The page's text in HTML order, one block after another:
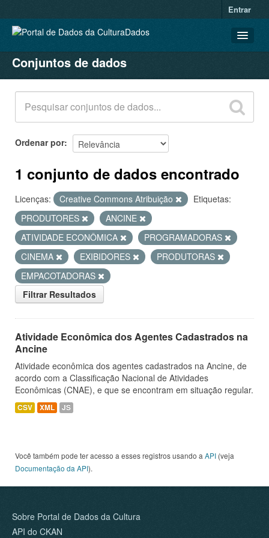
Entrar
CONJUNTOS DE DADOS
ORGANIZAÇÕES
GRUPOS
SOBRE
Conjuntos de dados
Ordenar por
1 conjunto de dados encontrado
Licenças: Creative Commons Atribuição
Etiquetas:
PRODUTORES
ANCINE
ATIVIDADE ECONÔMICA
PROGRAMADORAS
CINEMA
EXIBIDORES
PRODUTORAS
EMPACOTADORAS
Filtrar Resultados
Atividade Econômica dos Agentes Cadastrados na
Ancine
Atividade econômica dos agentes cadastrados na Ancine, de
acordo com a Classificação Nacional de Atividades
Econômicas (CNAE), e que se encontram em situação regular.
CSV XML JS
Você também pode ter acesso a esses registros usando a API (veja
Documentação da API).
Sobre Portal de Dados da Cultura
API do CKAN